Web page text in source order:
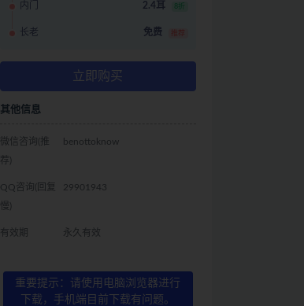
内门 2.4耳 8折
长老 免费 推荐
立即购买
其他信息
微信咨询(推
荐)
benottoknow
QQ咨询(回复
慢)
29901943
有效期 永久有效
重要提示：请使用电脑浏览器进行
下载，手机端目前下载有问题。